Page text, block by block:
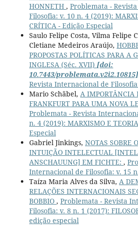
HONNETH , Problemata -
Filosofia: v. 10 n. 4 (2019):
CRÍTICA - Edição Especial
Saulo Felipe Costa, Vilma Felipe
Cletiane Medeiros Araújo,
PROPOSTAS POLÍTICAS PARA A
INGLESA (Séc. XVII) [doi:
10.7443/problemata.v2i2.10815]
Revista Internacional de
Mario Schäbel, A IMPORTÂNCIA
FRANKFURT PARA UMA NOVA
Problemata - Revista
n. 4 (2019): MARXISMO E
Especial
Gabriel Jinkings, NOTAS SOBRE
INTUIÇÃO INTELECTUAL
ANSCHAUUNG] EM FICHTE: ,
Internacional de Filosofia: v. 15
Taíza Maria Alves da Silva, A
RELAÇÕES INTERNACIONAIS
BOBBIO , Problemata - Revista
Filosofia: v. 8 n. 1 (2017):
edição especial